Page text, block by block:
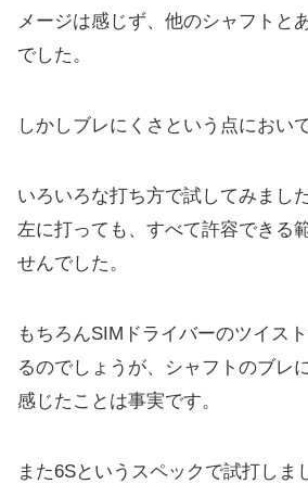
メージは感じず、他のシャフトと
でした。
しかしブレにくさという点におい
いろいろな打ち方で試してみまし
左に打っても、すべて許容できる
せんでした。
もちろんSIMドライバーのツイス
るのでしょうが、シャフトのブレ
感じたことは事実です。
また6Sというスペックで試打しま